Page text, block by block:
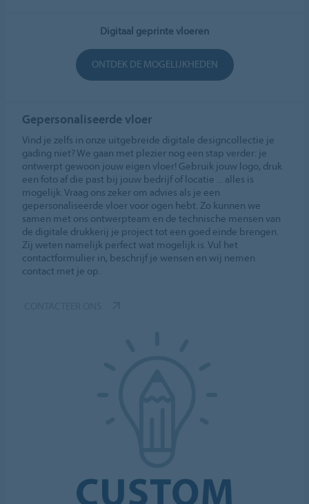
Digitaal geprinte vloeren
ONTDEK DE MOGELIJKHEDEN
Gepersonaliseerde vloer
Vind je zelfs in onze uitgebreide digitale designcollectie je
gading niet? We gaan met plezier nog een stap verder: je
ontwerpt gewoon jouw eigen vloer! Gebruik jouw logo, druk
een foto af die past bij jouw bedrijf of locatie ... alles is
mogelijk. Vraag ons zeker om advies als je een
gepersonaliseerde vloer voor ogen hebt. Zo kunnen we
samen met ons ontwerpteam en de technische mensen van
de digitale drukkerij je project tot een goed einde brengen.
Zij weten namelijk perfect wat mogelijk is. Vul het
contactformulier in, beschrijf je wensen en wij nemen
contact met je op.